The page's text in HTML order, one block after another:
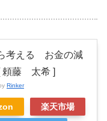
考える お金の減
頼藤 太希 ]
Rinker
楽天市場